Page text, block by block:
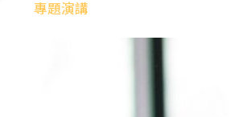
專題演講